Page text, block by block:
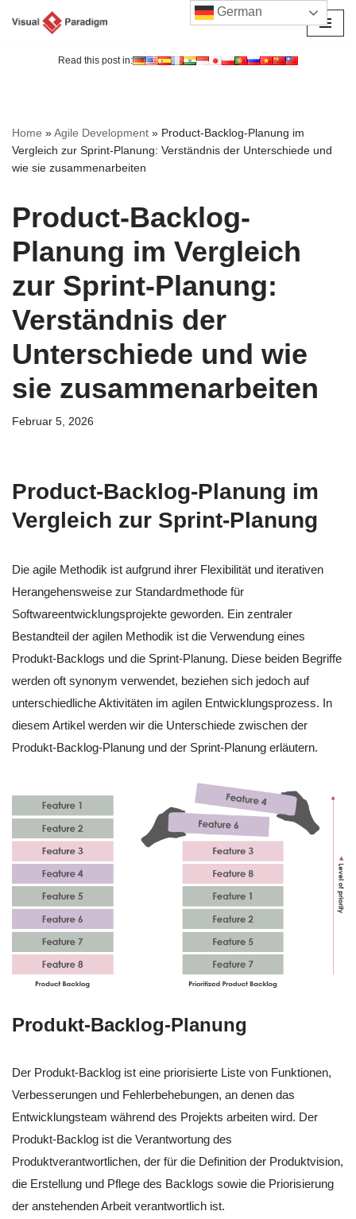
Read this post in:
Home »Agile Development » Product-Backlog-Planung im
Vergleich zur Sprint-Planung: Verständnis der Unterschiede und
wie sie zusammenarbeiten
Product-Backlog-
Planung im Vergleich
zur Sprint-Planung:
Verständnis der
Unterschiede und wie
sie zusammenarbeiten
Februar 5, 2026
Product-Backlog-Planung im
Vergleich zur Sprint-Planung
Die agile Methodik ist aufgrund ihrer Flexibilität und iterativen
Herangehensweise zur Standardmethode für
Softwareentwicklungsprojekte geworden. Ein zentraler
Bestandteil der agilen Methodik ist die Verwendung eines
Produkt-Backlogs und die Sprint-Planung. Diese beiden Begriffe
werden oft synonym verwendet, beziehen sich jedoch auf
unterschiedliche Aktivitäten im agilen Entwicklungsprozess. In
diesem Artikel werden wir die Unterschiede zwischen der
Produkt-Backlog-Planung und der Sprint-Planung erläutern.
Produkt-Backlog-Planung
Der Produkt-Backlog ist eine priorisierte Liste von Funktionen,
Verbesserungen und Fehlerbehebungen, an denen das
Entwicklungsteam während des Projekts arbeiten wird. Der
Produkt-Backlog ist die Verantwortung des
Produktverantwortlichen, der für die Definition der Produktvision,
die Erstellung und Pflege des Backlogs sowie die Priorisierung
der anstehenden Arbeit verantwortlich ist.
German